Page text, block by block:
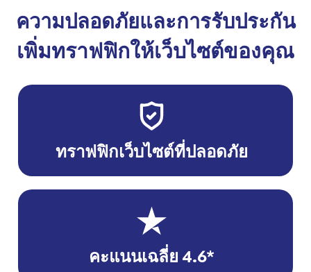
ความปลอดภัยและการรับประกัน
เพิ่มทราฟฟิกให้เว็บไซต์ของคุณ
ทราฟฟิกเว็บไซต์ที่ปลอดภัย
คะแนนเฉลี่ย 4.6*